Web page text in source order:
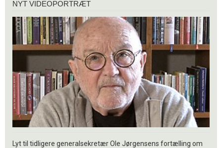
videoportræt
NYT VIDEOPORTRÆT
Lyt til tidligere generalsekretær Ole Jørgensens fortælling om